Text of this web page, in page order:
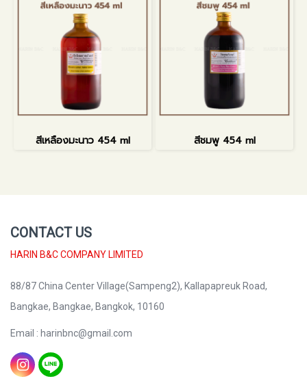
สีเหลืองมะนาว 454 ml สีชมพู 454 ml
CONTACT US
HARIN B&C COMPANY LIMITED
88/87 China Center Village(Sampeng2), Kallapapreuk Road,
Bangkae, Bangkae, Bangkok, 10160
Email : harinbnc@gmail.com